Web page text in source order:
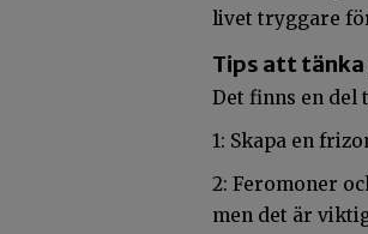
livet tryggare
Tips att tänka
Det finns en del
1: Skapa en
2: Feromoner
men det är